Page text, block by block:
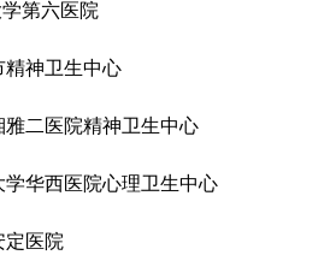
第六医院
精神卫生中心
雅二医院精神卫生中心
学华西医院心理卫生中心
定医院